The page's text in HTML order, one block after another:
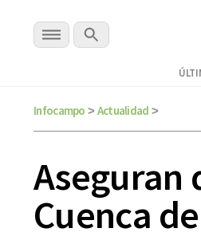
Infocampo > Actualidad >
Aseguran
Cuenca